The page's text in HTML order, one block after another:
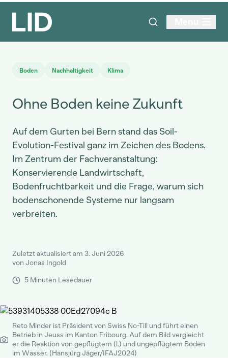
Boden Nachhaltigkeit Klima
Ohne Boden keine Zukunft
Auf dem Gurten bei Bern stand das Soil-
Evolution-Festival ganz im Zeichen des Bodens.
Im Zentrum der Fachveranstaltung:
Konservierende Landwirtschaft,
Bodenfruchtbarkeit und die Frage, warum sich
bodenschonende Systeme nur langsam
verbreiten.
Zuletzt aktualisiert am 3. Juni 2026
von Jonas Ingold
5 Minuten Lesedauer
Reto Minder ist Präsident von Swiss No-Till und führt einen
Betrieb in Jeuss im Kanton Fribourg. Auf dem Bild vergleicht
er die Reaktion von gepflügtem (l.) und ungepflügtem Boden
im Wasser. (Hansjürg Jäger/IFAJ2024)